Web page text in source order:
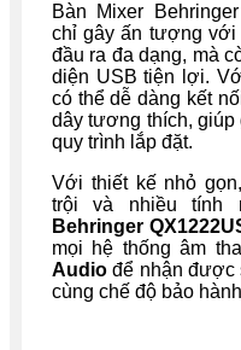
Bàn Mixer
chỉ gây ấn tượng với
đầu ra đa dạng, mà
diện USB tiện lợi.
có thể dễ dàng kết
dây tương thích, giúp
quy trình lắp đặt.
Với thiết kế nhỏ
trội và nhiều tính
Behringer
mọi hệ thống âm
Audio để nhận được
cùng chế độ bảo